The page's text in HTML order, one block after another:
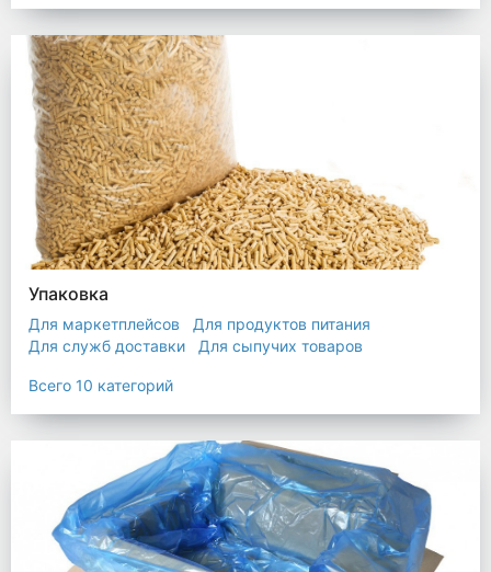
Упаковка
Для маркетплейсов
Для продуктов питания
Для служб доставки
Для сыпучих товаров
Промышленная упаковка
Прочая полиэтиленовая упаковка
Всего 10 категорий